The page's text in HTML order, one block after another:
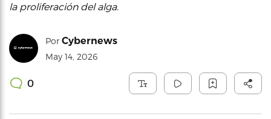
la proliferación del alga.
Por Cybernews
May 14, 2026
0